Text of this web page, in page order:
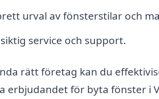
urval av fönsterstilar och
service och support.
rätt företag kan du
erbjudandet för byta fönster i